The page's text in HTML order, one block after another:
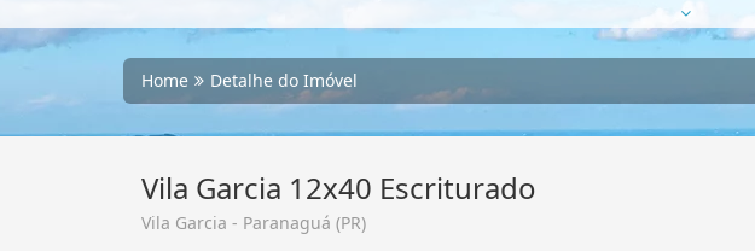
Home Detalhe do Imóvel
Vila Garcia 12x40 Escriturado
Vila Garcia - Paranaguá (PR)